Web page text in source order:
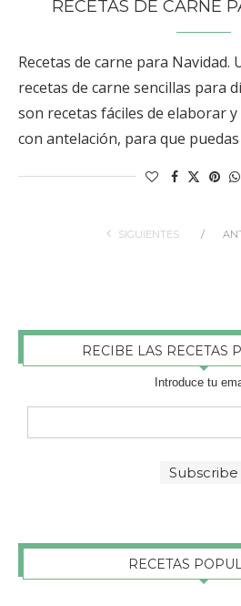
RECETAS DE CARNE
Recetas de carne para Navidad.
recetas de carne sencillas para
son recetas fáciles de elaborar
con antelación, para que
SIGUIENTES
RECIBE LAS RECETAS
Introduce tu
RECETAS